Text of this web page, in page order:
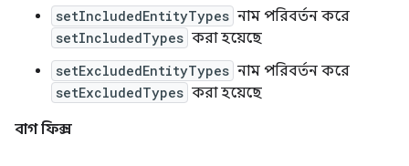
setIncludedEntityTypes নাম পরিবর্তন করে
setIncludedTypes করা হয়েছে
setExcludedEntityTypes নাম পরিবর্তন করে
setExcludedTypes করা হয়েছে
বাগ ফিক্স